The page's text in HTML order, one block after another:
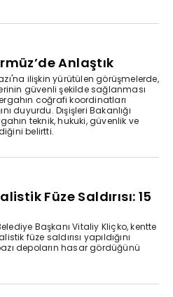
Anlaştık
ilişkin yürütülen görüşmelerde,
güvenli şekilde sağlanması
coğrafi koordinatları
duyurdu. Dışişleri Bakanlığı
teknik, hukuki, güvenlik ve
belirtti.
Füze Saldırısı: 15
Başkanı Vitaliy Kliçko, kentte
füze saldırısı yapıldığını
depoların hasar gördüğünü